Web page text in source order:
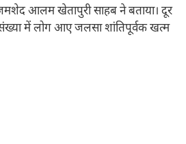
आलम खेतापुरी साहब ने बताया। दूर
में लोग आए जलसा शांतिपूर्वक खत्म